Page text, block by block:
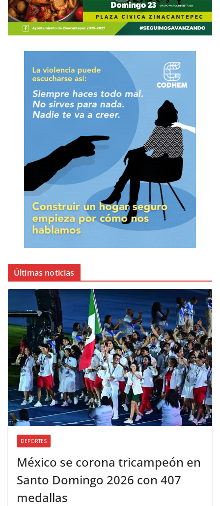
Últimas noticias
DEPORTES
México se corona tricampeón en
Santo Domingo 2026 con 407
medallas